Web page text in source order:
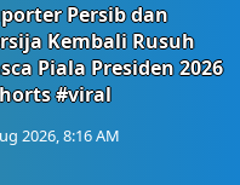
Persib dan
Kembali Rusuh
Piala Presiden 2026
#viral
2026, 8:16 AM